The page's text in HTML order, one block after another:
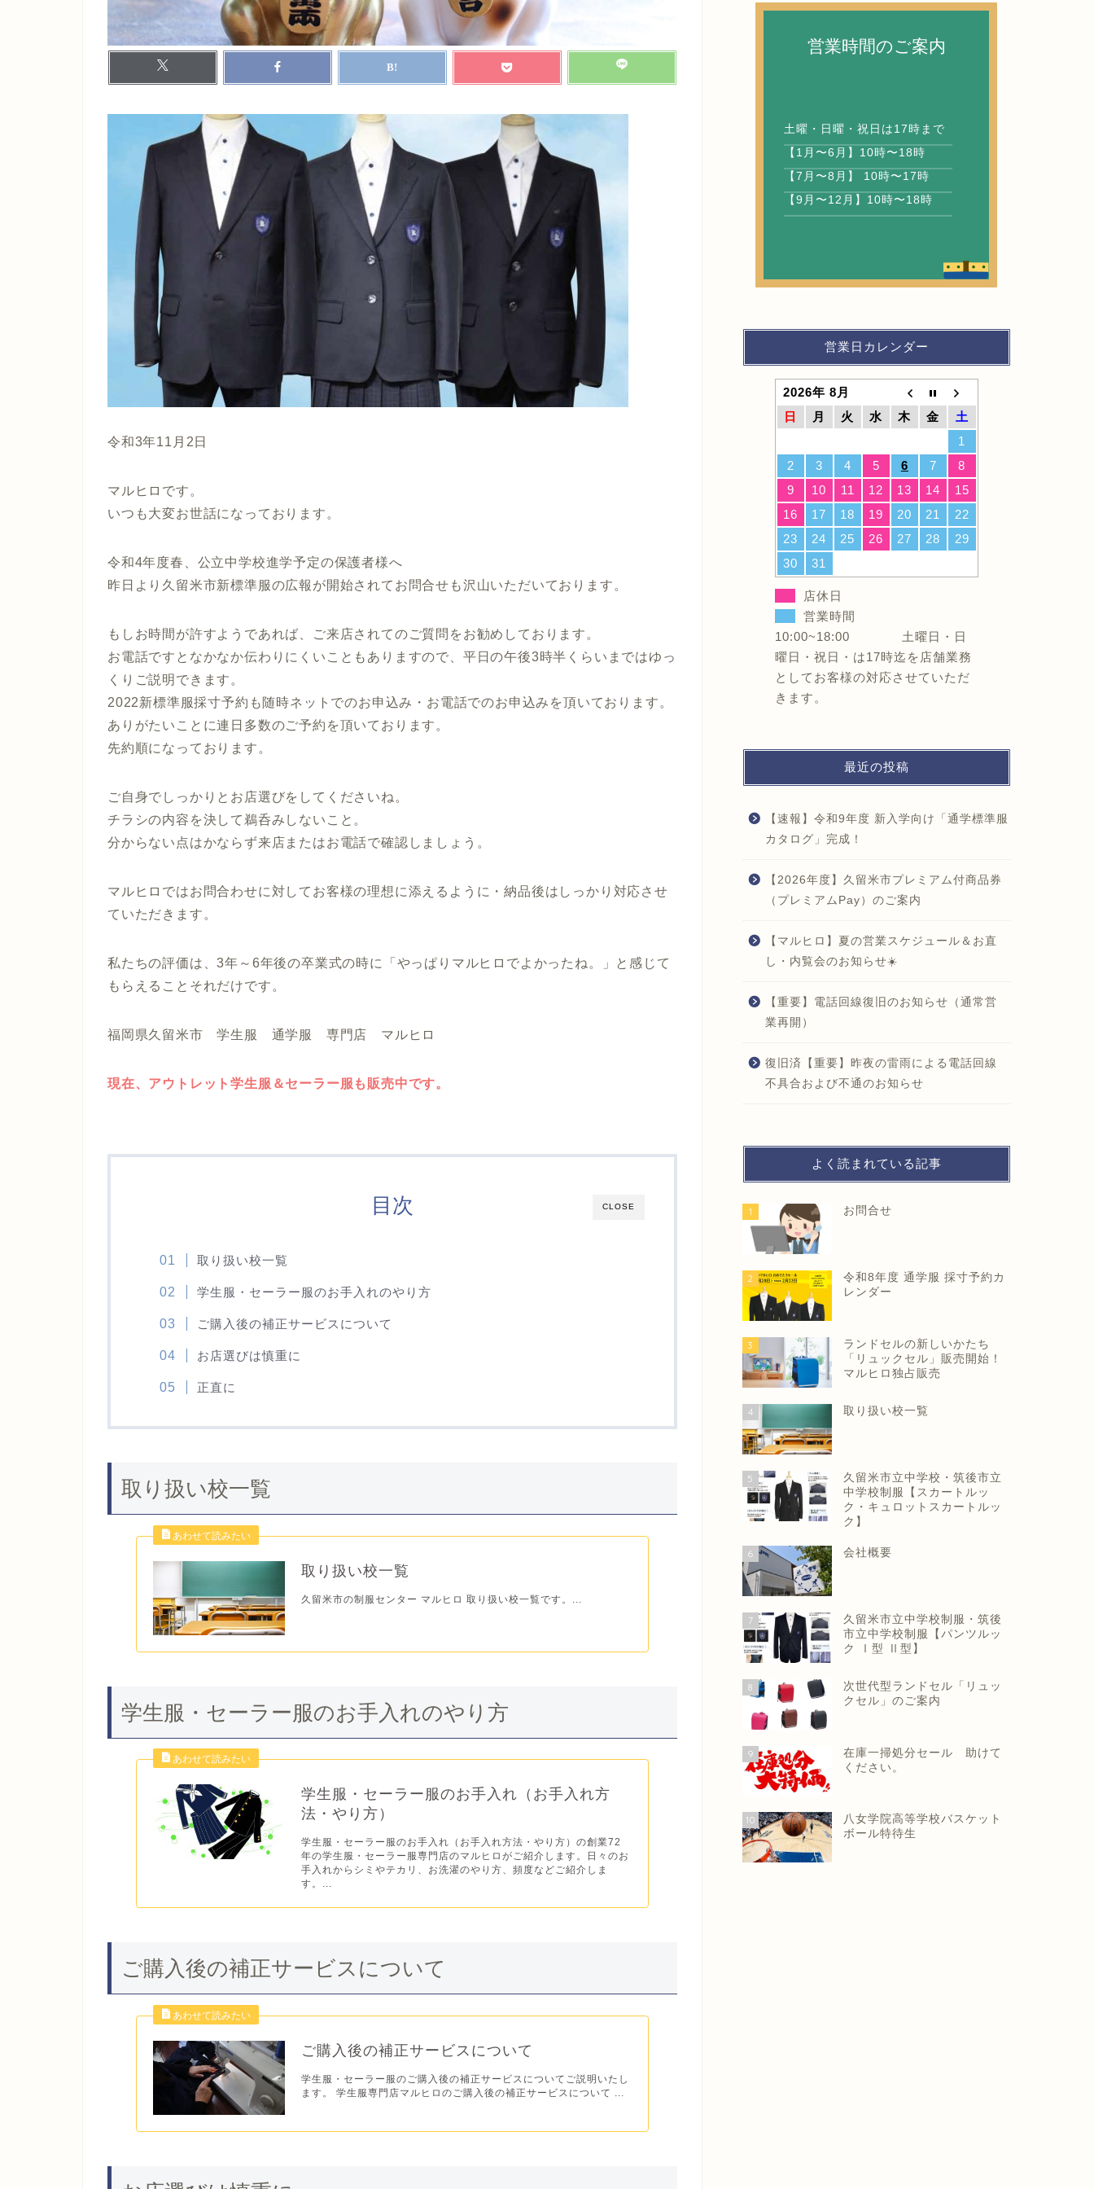
令和3年11月2日
マルヒロです。
いつも大変お世話になっております。
令和4年度春、公立中学校進学予定の保護者様へ
昨日より久留米市新標準服の広報が開始されてお問合せも沢山いただいております。
もしお時間が許すようであれば、ご来店されてのご質問をお勧めしております。
お電話ですとなかなか伝わりにくいこともありますので、平日の午後3時半くらいまではゆっ
くりご説明できます。
2022新標準服採寸予約も随時ネットでのお申込み・お電話でのお申込みを頂いております。
ありがたいことに連日多数のご予約を頂いております。
先約順になっております。
ご自身でしっかりとお店選びをしてくださいね。
チラシの内容を決して鵜呑みしないこと。
分からない点はかならず来店またはお電話で確認しましょう。
マルヒロではお問合わせに対してお客様の理想に添えるように・納品後はしっかり対応させ
ていただきます。
私たちの評価は、3年～6年後の卒業式の時に「やっぱりマルヒロでよかったね。」と感じて
もらえることそれだけです。
福岡県久留米市 学生服 通学服 専門店 マルヒロ
現在、アウトレット学生服＆セーラー服も販売中です。
CLOSE
目次
取り扱い校一覧
学生服・セーラー服のお手入れのやり方
ご購入後の補正サービスについて
お店選びは慎重に
正直に
取り扱い校一覧
取り扱い校一覧
久留米市の制服センター マルヒロ 取り扱い校一覧です。...
学生服・セーラー服のお手入れのやり方
学生服・セーラー服のお手入れ（お手入れ方
法・やり方）
学生服・セーラー服のお手入れ（お手入れ方法・やり方）の創業72
年の学生服・セーラー服専門店のマルヒロがご紹介します。日々のお
手入れからシミやテカリ、お洗濯のやり方、頻度などご紹介しま
す。...
ご購入後の補正サービスについて
ご購入後の補正サービスについて
学生服・セーラー服のご購入後の補正サービスについてご説明いたし
ます。 学生服専門店マルヒロのご購入後の補正サービスについて ...
営業時間のご案内
土曜・日曜・祝日は17時まで
【1月〜6月】10時〜18時
【7月〜8月】 10時〜17時
【9月〜12月】10時〜18時
営業日カレンダー
2026年 8月
日
月 火 水 木 金
土
1
2
3 4 5 6 7
8
9
10 11 12 13 14
15
16
17 18 19 20 21
22
23
24 25 26 27 28
29
30
31
店休日
営業時間
10:00~18:00 土曜日・日
曜日・祝日・は17時迄を店舗業務
としてお客様の対応させていただ
きます。
最近の投稿
【速報】令和9年度 新入学向け「通学標準服
カタログ」完成！
【2026年度】久留米市プレミアム付商品券
（プレミアムPay）のご案内
【マルヒロ】夏の営業スケジュール＆お直
し・内覧会のお知らせ☀️
【重要】電話回線復旧のお知らせ（通常営
業再開）
復旧済【重要】昨夜の雷雨による電話回線
不具合および不通のお知らせ
よく読まれている記事
1 お問合せ
2
令和8年度 通学服 採寸予約カ
レンダー
3
ランドセルの新しいかたち
「リュックセル」販売開始！
マルヒロ独占販売
4 取り扱い校一覧
5
久留米市立中学校・筑後市立
中学校制服【スカートルッ
ク・キュロットスカートルッ
ク】
6 会社概要
7
久留米市立中学校制服・筑後
市立中学校制服【パンツルッ
ク Ⅰ型 Ⅱ型】
8
次世代型ランドセル「リュッ
クセル」のご案内
9
在庫一掃処分セール 助けて
ください。
10
八女学院高等学校バスケット
ボール特待生